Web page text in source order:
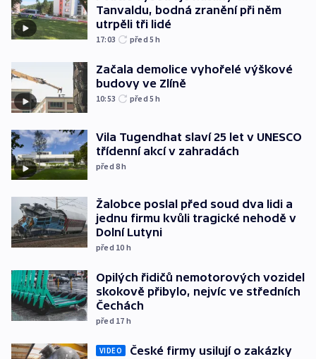
Tanvaldu, bodná zranění při něm
utrpěli tři lidé
17:03 před 5h
Začala demolice vyhořelé výškové
budovy ve Zlíně
10:53 před 5h
Vila Tugendhat slaví 25 let v UNESCO
třídenní akcí v zahradách
před 8h
Žalobce poslal před soud dva lidi a
jednu firmu kvůli tragické nehodě v
Dolní Lutyni
před 10 h
Opilých řidičů nemotorových vozidel
skokově přibylo, nejvíc ve středních
Čechách
před 17 h
VIDEO
České firmy usilují o zakázky